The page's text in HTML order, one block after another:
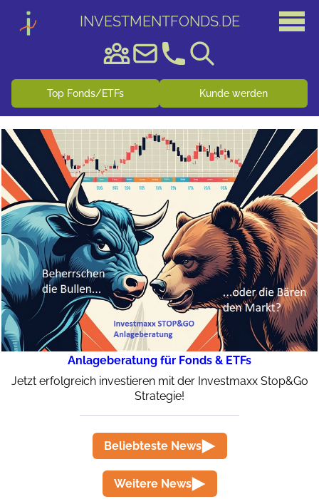
INVESTMENTFONDS.DE
Top Fonds/ETFs Kunde werden
Anlageberatung für Fonds & ETFs
Jetzt erfolgreich investieren mit der Investmaxx Stop&Go
Strategie!
Beliebteste News
Weitere News